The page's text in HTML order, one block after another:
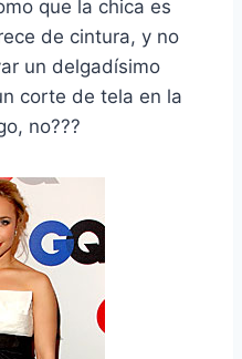
que la chica es
de cintura, y no
un delgadísimo
corte de tela en la
no???